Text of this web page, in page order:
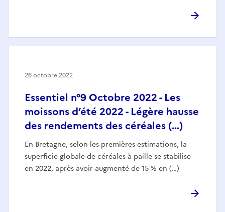
Essentiel n°9 Octobre 2022 - Les
moissons d’été 2022 - Légère hausse
des rendements des céréales (…)
En Bretagne, selon les premières estimations, la
superficie globale de céréales à paille se stabilise
en 2022, après avoir augmenté de 15 % en (…)
26 octobre 2022